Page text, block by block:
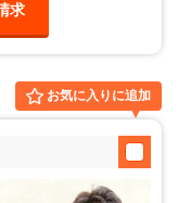
求
お気に入りに追加